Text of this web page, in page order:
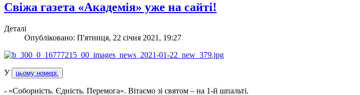
Свіжа газета «Академія» уже на сайті!
Деталі
Опубліковано: П'ятниця, 22 січня 2021, 19:27
У цьому номері:
- «Соборність. Єдність. Перемога». Вітаємо зі святом – на 1-й шпальті.